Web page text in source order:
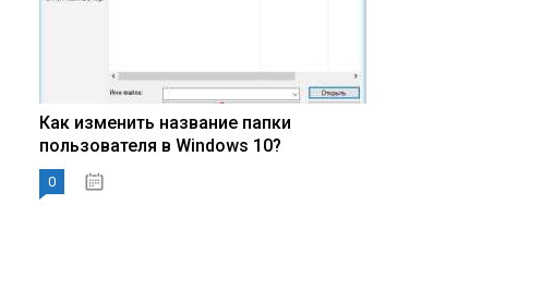
Как изменить название папки
пользователя в Windows 10?
0